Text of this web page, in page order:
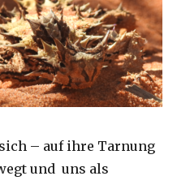
– auf ihre Tarnung
und uns als